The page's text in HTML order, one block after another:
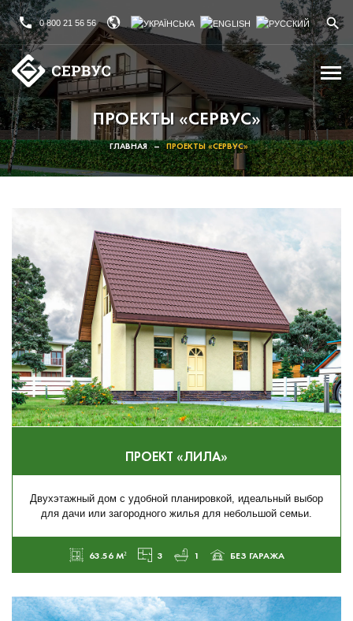
0 800 21 56 56
ПРОЕКТЫ «СЕРВУС»
ГЛАВНАЯ – ПРОЕКТЫ «СЕРВУС»
ПРОЕКТ «ЛИЛА»
Двухэтажный дом с удобной планировкой, идеальный выбор
для дачи или загородного жилья для небольшой семьи.
63.56 М² 3 1 БЕЗ ГАРАЖА